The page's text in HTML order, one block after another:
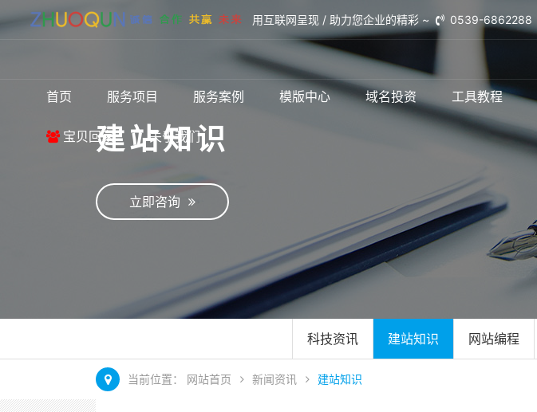
用互联网呈现 / 助力您企业的精彩 ~ 0539-6862288
首页 服务项目 服务案例 模版中心 域名投资 工具教程
宝贝回家 关于我们
建站知识
立即咨询
科技资讯 建站知识 网站编程
当前位置： 网站首页 新闻资讯 建站知识